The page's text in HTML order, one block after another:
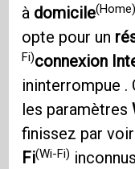
à domicile(Home)
opte pour un
Fi)connexion
ininterrompue .
les paramètres
finissez par
Fi(Wi-Fi)